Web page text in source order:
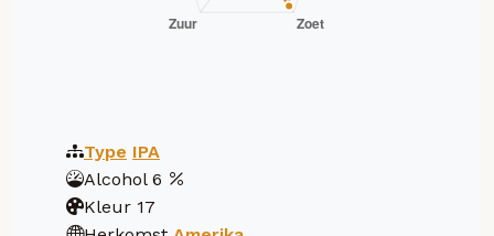
Type IPA
Alcohol 6
Kleur 17